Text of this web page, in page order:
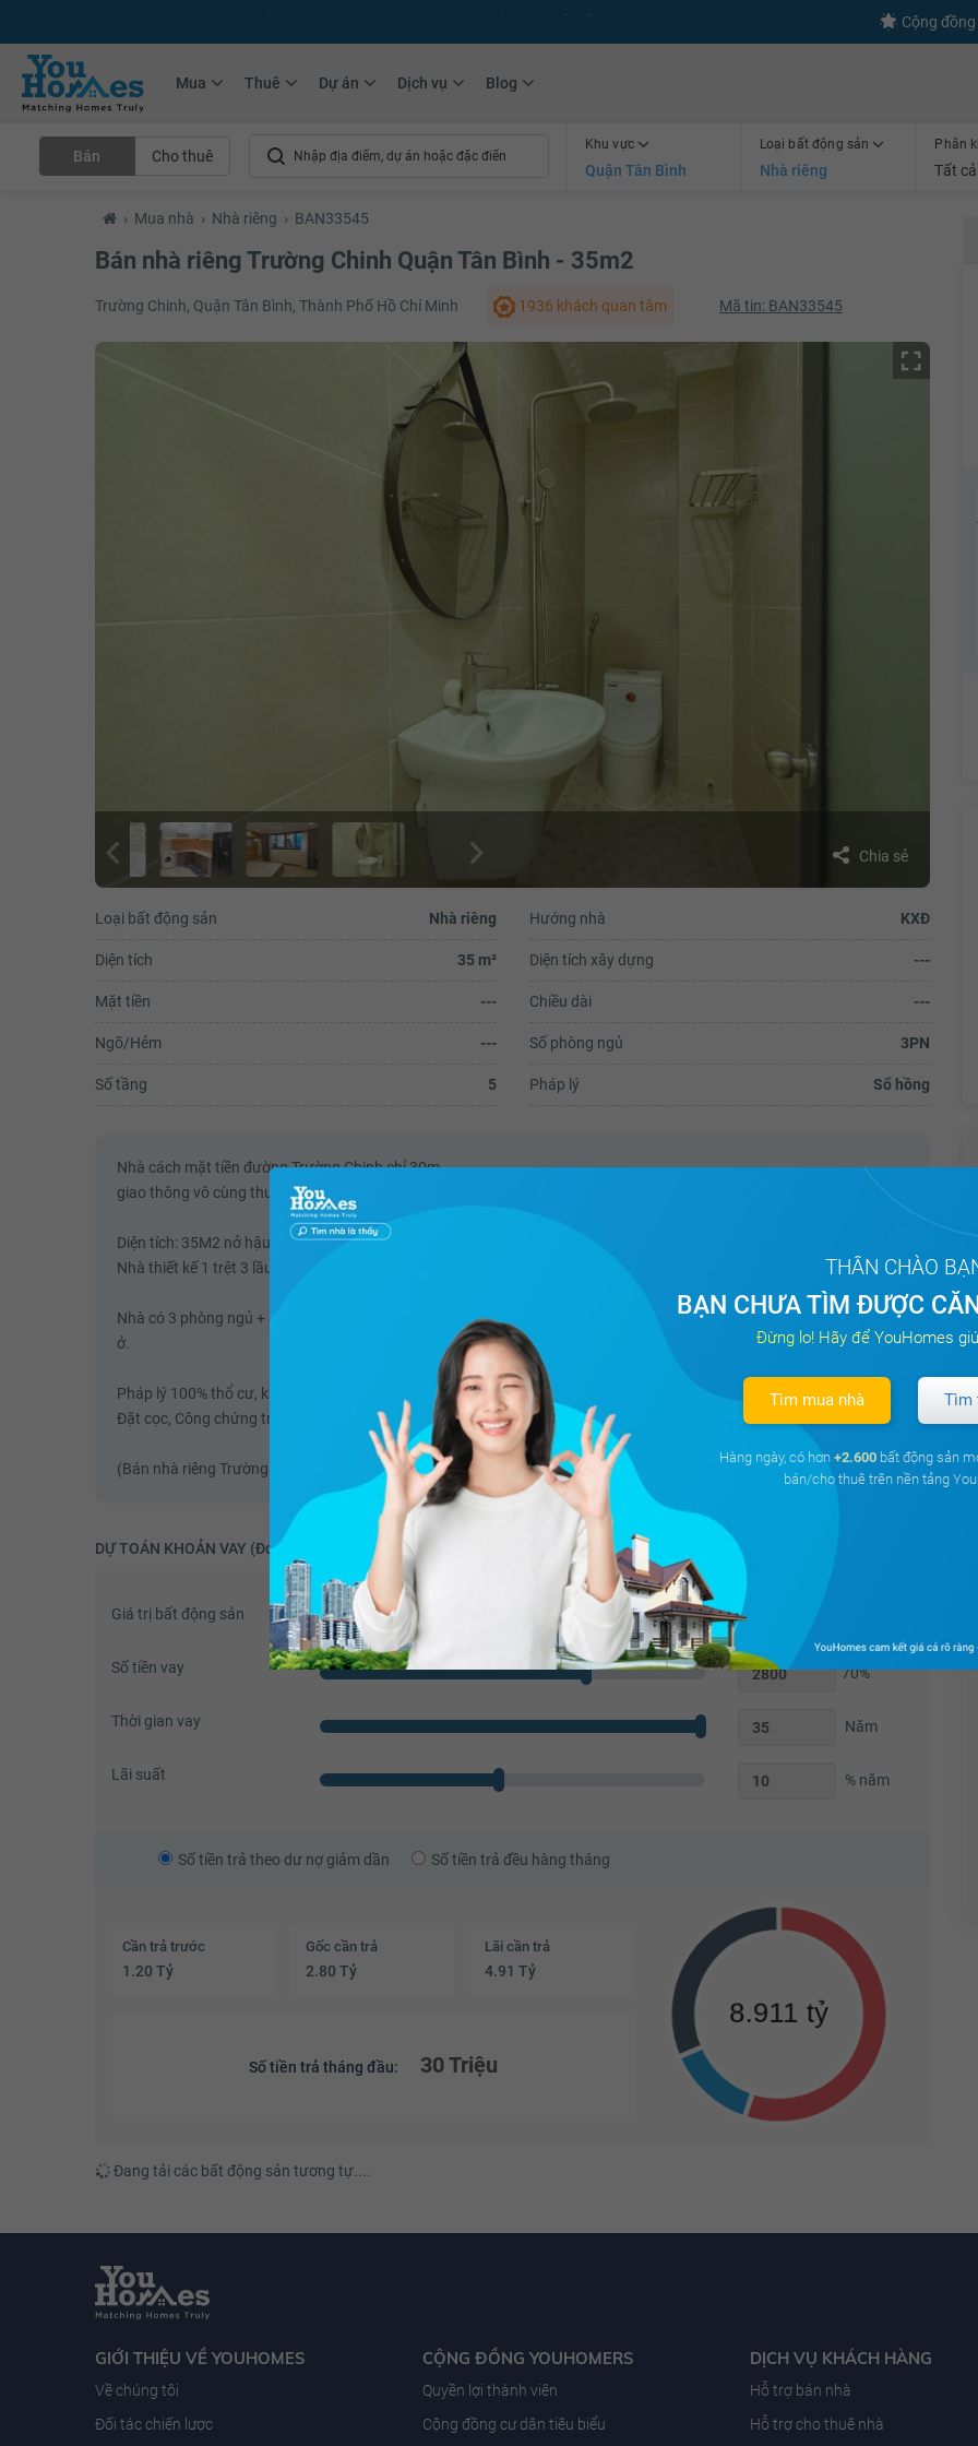
Cộng
Mua Thuê Dự án Dịch vụ Blog
Bán Cho thuê
Khu vực
Quận Tân Bình
Loại bất động sản
Nhà riêng
Phân
Tất cả
› Mua nhà › Nhà riêng › BAN33545
Bán nhà riêng Trường Chinh Quận Tân Bình - 35m2
Trường Chinh, Quận Tân Bình, Thành Phố Hồ Chí Minh 1936 khách quan tâm Mã tin: BAN33545
Chia sẻ
Loại bất động sản Nhà riêng
Diện tích 35 m²
Mặt tiền ---
Ngõ/Hẻm ---
Số tầng 5
Hướng nhà KXĐ
Diện tích xây dựng ---
Chiều dài ---
Số phòng ngủ 3PN
Pháp lý Sổ hồng
Nhà cách mặt tiền đường Trường Chinh chỉ 30m,
giao thông vô cùng thuận lợi, kết nối tới các quận trung tâm.
Diện tích: 35M2 nở hậu, chủ nhà làm ăn rất có lộc.
Nhà thiết kế 1 trệt 3 lầu, 1 sân thượng theo phong cách Châu Âu hiện đại.
Nhà có 3 phòng ngủ + 4 WC, phòng khách, phòng bếp riêng, nhà được trang bị đầy đủ nội thất khách mua chỉ việc vào
ở.
Pháp lý 100% thổ cư, không tranh chấp, sổ hồng riêng.
Đặt cọc, Công chứng trong ngày.
(Bán nhà riêng Trường Chinh Quận Tân Bình - 35m2 - Mua nhà riêng)
DỰ TOÁN KHOẢN VAY (Đơn vị: VNĐ)
Giá trị bất động sản
Số tiền vay 70%
Thời gian vay Năm
Lãi suất % năm
Số tiền trả theo dư nợ giảm dần Số tiền trả đều hàng tháng
Cần trả trước
1.20 Tỷ
Gốc cần trả
2.80 Tỷ
Lãi cần trả
4.91 Tỷ
Số tiền trả tháng đầu: 30 Triệu
Đang tải các bất động sản tương tự....
GIỚI THIỆU VỀ YOUHOMES
Về chúng tôi
Đối tác chiến lược
CỘNG ĐỒNG YOUHOMERS
Quyền lợi thành viên
Cộng đồng cư dân tiêu biểu
DỊCH VỤ KHÁCH HÀNG
Hỗ trợ bán nhà
Hỗ trợ cho thuê nhà
THÂN CHÀO
BẠN CHƯA TÌM ĐƯỢC
Đừng lo! Hãy để YouHomes
Tìm mua nhà Tìm
Hàng ngày, có hơn +2.600 bất động sản
bán/cho thuê trên nền tảng